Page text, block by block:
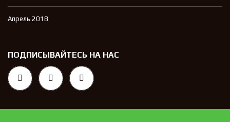
Апрель 2018
ПОДПИСЫВАЙТЕСЬ НА НАС